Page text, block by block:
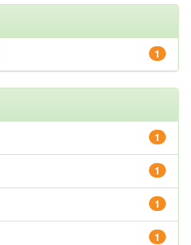
1
1
1
1
1